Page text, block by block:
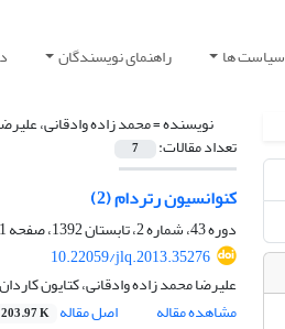
سیاست ها راهنمای نویسندگان
نویسنده =محمد زاده وادقانی،
تعداد مقالات: 7
کنوانسیون رتردام (2)
دوره 43، شماره 2، تابستان 1392، صفحه
10.22059/jlq.2013.35276
علیرضا محمد زاده وادقانی، کتایون کاردان
مشاهده مقاله
اصل مقاله 203.97 K